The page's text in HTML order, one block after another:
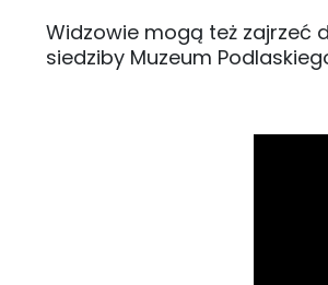
Widzowie mogą też zajrzeć
siedziby Muzeum